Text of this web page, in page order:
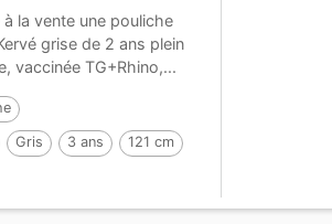
la vente une pouliche
grise de 2 ans plein
vaccinée TG+Rhino,...
Gris 3 ans 121 cm